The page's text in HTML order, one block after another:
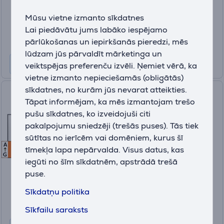
Mūsu vietne izmanto sīkdatnes
Lai piedāvātu jums labāko iespējamo
pārlūkošanas un iepirkšanās pieredzi, mēs
lūdzam jūs pārvaldīt mārketinga un
veiktspējas preferenču izvēli. Ņemiet vērā, ka
vietne izmanto nepieciešamās (obligātās)
sīkdatnes, no kurām jūs nevarat atteikties.
Tāpat informējam, ka mēs izmantojam trešo
pušu sīkdatnes, ko izveidojuši citi
pakalpojumu sniedzēji (trešās puses). Tās tiek
sūtītas no ierīcēm vai domēniem, kurus šī
tīmekļa lapa nepārvalda. Visus datus, kas
iegūti no šīm sīkdatnēm, apstrādā trešā
puse.
Sīkdatņu politika
Sīkfailu saraksts
249.99 €
Parastā cena: 279.99 €
10 mēneši 27 €
Datu lapa
A
G
Samsung The Frame (2026),
65'', 4K UHD, QLED, melna -
Televizors
QE65LS03HAUXXH
Ir noliktavā